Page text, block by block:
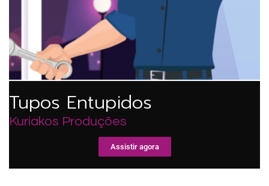
Tupos Entupidos
Kuriakos Produções
Assistir agora